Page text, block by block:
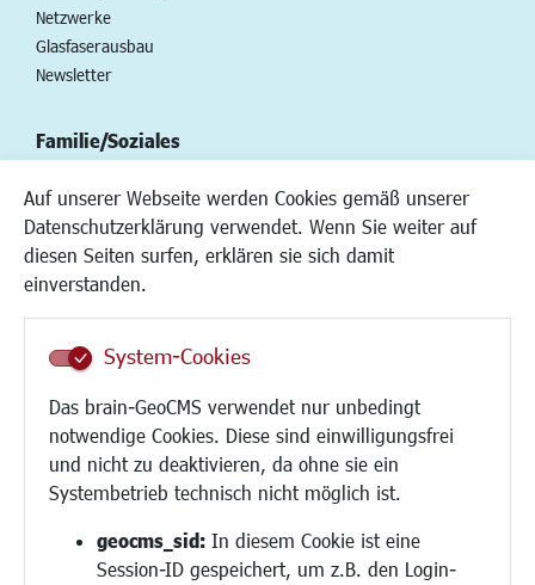
Auf unserer Webseite werden Cookies gemäß unserer
Datenschutzerklärung verwendet. Wenn Sie weiter auf
diesen Seiten surfen, erklären sie sich damit
einverstanden.
System-Cookies
Das brain-GeoCMS verwendet nur unbedingt
notwendige Cookies. Diese sind einwilligungsfrei
und nicht zu deaktivieren, da ohne sie ein
Systembetrieb technisch nicht möglich ist.
geocms_sid: In diesem Cookie ist eine
Session-ID gespeichert, um z.B. den Login-
Netzwerke
Glasfaserausbau
Newsletter
Familie/Soziales
Kinderbetreuung
Kinder und Jugend
Institutionen für Familien
Frauen
Schule
Demokratie leben
Ukrainehilfe
Hilfe für Geflüchtete
Religion
Bauen/Umwelt/Mobilität